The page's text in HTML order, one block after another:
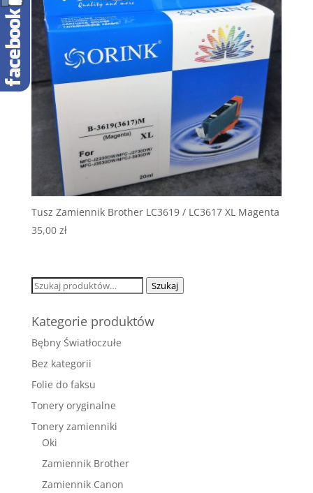
Tusz Zamiennik Brother LC3619 / LC3617 XL Magenta
35,00 zł
Szukaj: Szukaj
Kategorie produktów
Bębny Światłoczułe
Bez kategorii
Folie do faksu
Tonery oryginalne
Tonery zamienniki
Oki
Zamiennik Brother
Zamiennik Canon